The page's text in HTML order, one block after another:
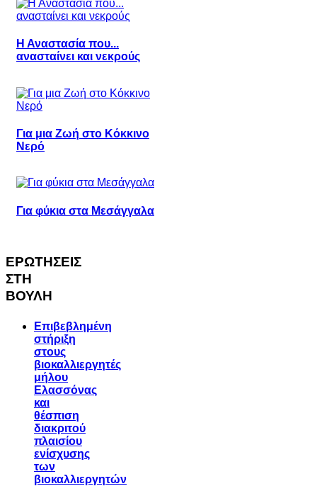
Η Αναστασία που...
ανασταίνει και νεκρούς
Για μια Ζωή στο Κόκκινο
Νερό
Για φύκια στα Μεσάγγαλα
ΕΡΩΤΗΣΕΙΣ
ΣΤΗ
ΒΟΥΛΗ
Επιβεβλημένη
στήριξη
στους
βιοκαλλιεργητές
μήλου
Ελασσόνας
και
θέσπιση
διακριτού
πλαισίου
ενίσχυσης
των
βιοκαλλιεργητών